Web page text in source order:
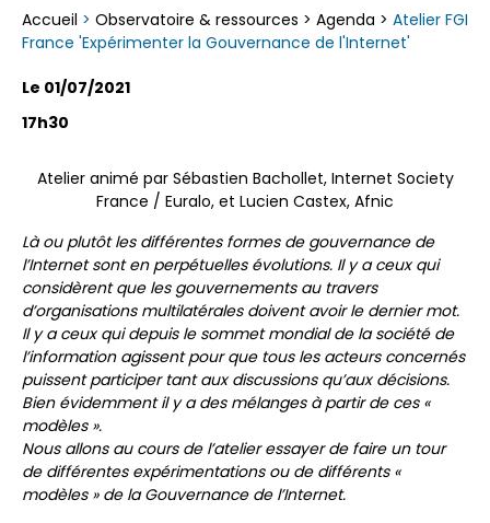
Accueil > Observatoire & ressources > Agenda > Atelier FGI
France 'Expérimenter la Gouvernance de l'Internet'
Le 01/07/2021
17h30
Atelier animé par Sébastien Bachollet, Internet Society
France / Euralo, et Lucien Castex, Afnic
Là ou plutôt les différentes formes de gouvernance de
l’Internet sont en perpétuelles évolutions. Il y a ceux qui
considèrent que les gouvernements au travers
d’organisations multilatérales doivent avoir le dernier mot.
Il y a ceux qui depuis le sommet mondial de la société de
l’information agissent pour que tous les acteurs concernés
puissent participer tant aux discussions qu’aux décisions.
Bien évidemment il y a des mélanges à partir de ces «
modèles ».
Nous allons au cours de l’atelier essayer de faire un tour
de différentes expérimentations ou de différents «
modèles » de la Gouvernance de l’Internet.